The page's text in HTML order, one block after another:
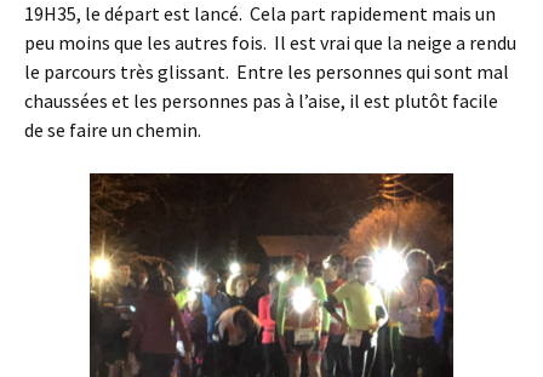
19H35, le départ est lancé. Cela part rapidement mais un
peu moins que les autres fois. Il est vrai que la neige a rendu
le parcours très glissant. Entre les personnes qui sont mal
chaussées et les personnes pas à l’aise, il est plutôt facile
de se faire un chemin.